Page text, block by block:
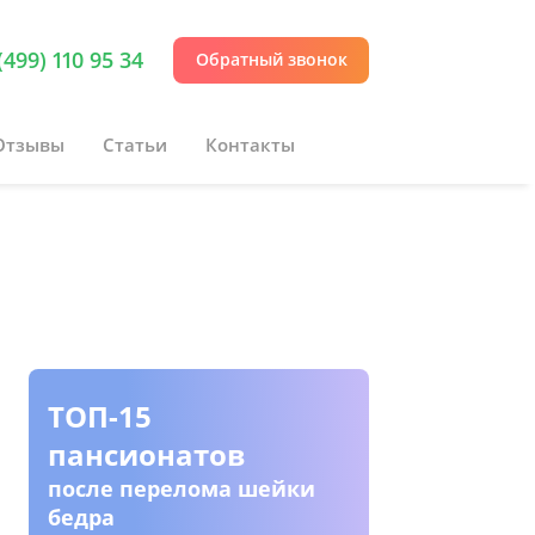
110 95 34 Обратный звонок
Статьи Контакты
ТОП-15
пансионатов
после перелома шейки
бедра